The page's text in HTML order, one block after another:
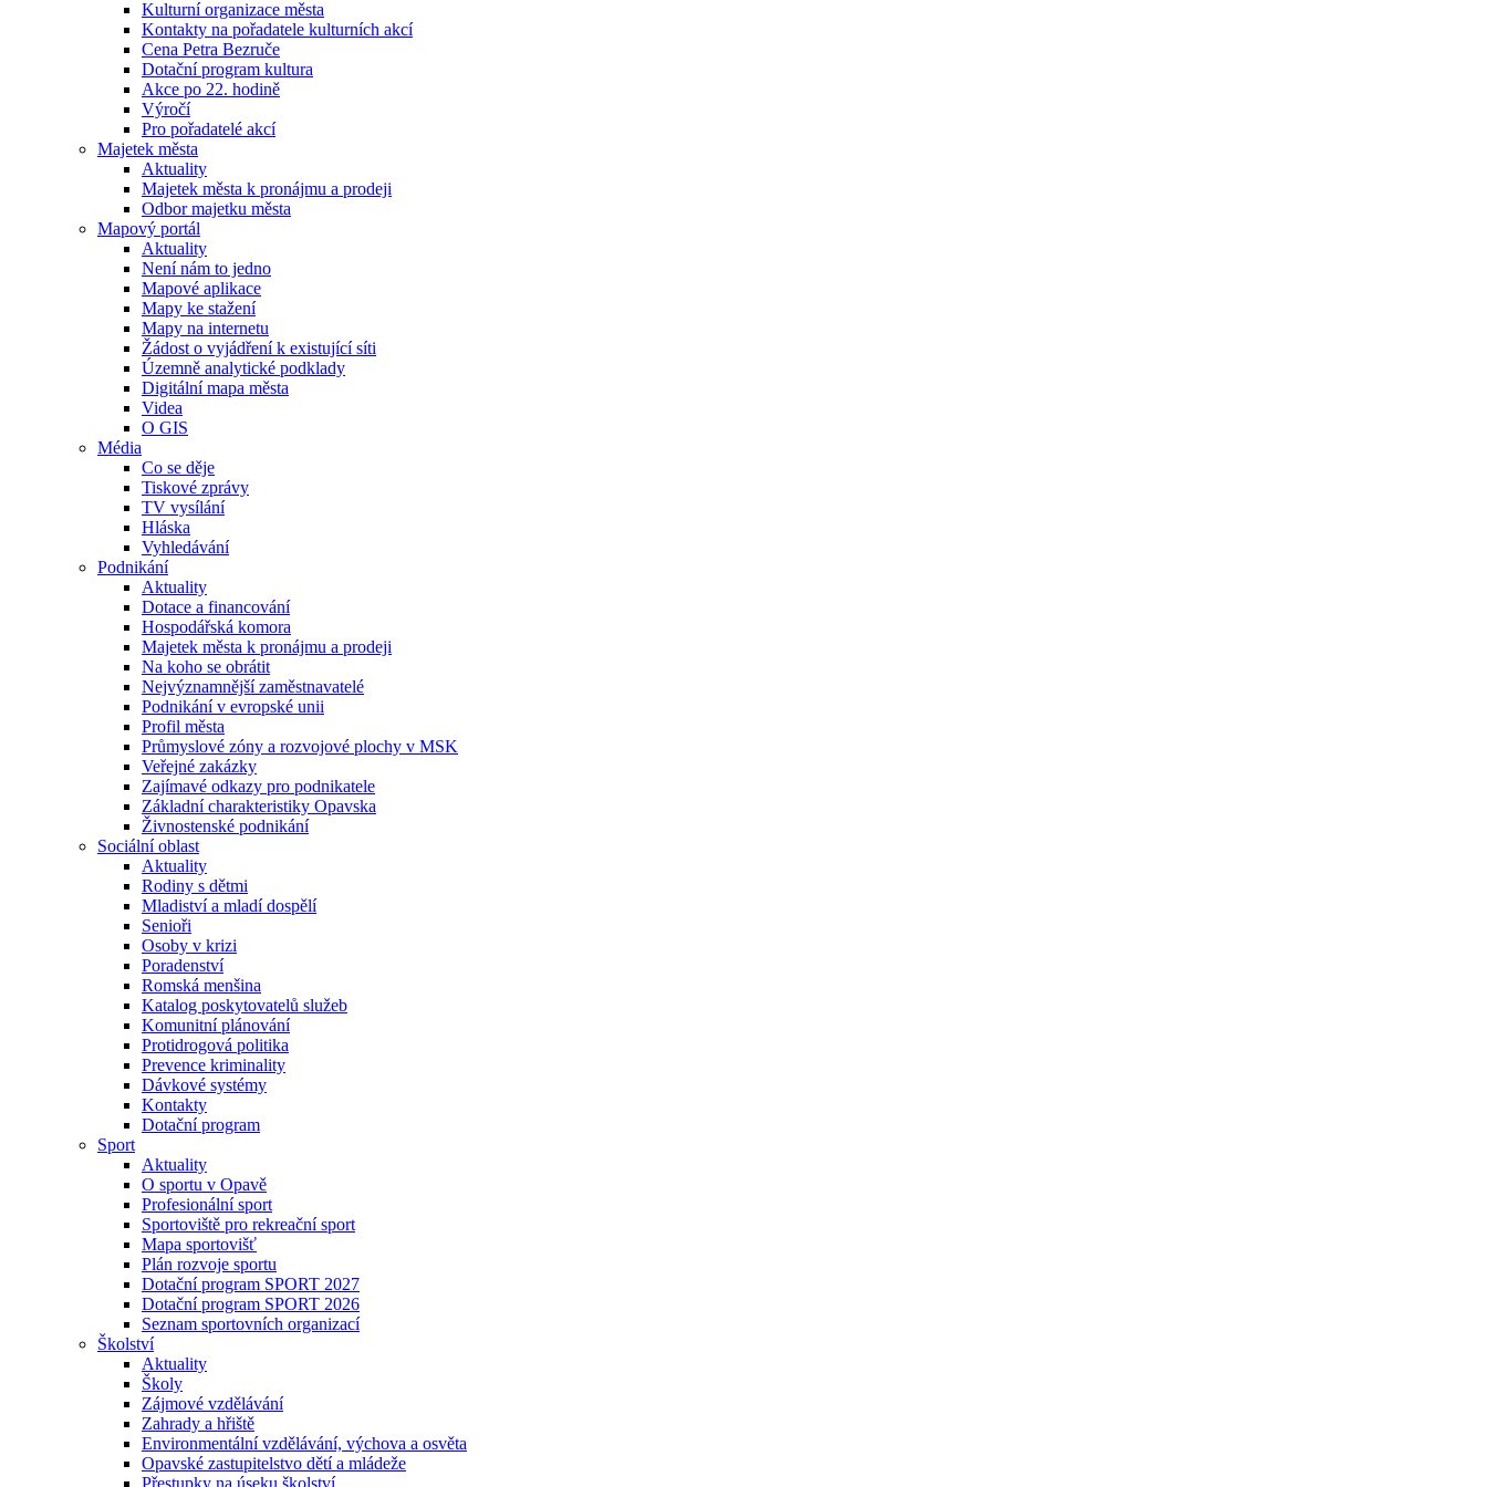
Kulturní organizace města
Kontakty na pořadatele kulturních akcí
Cena Petra Bezruče
Dotační program kultura
Akce po 22. hodině
Výročí
Pro pořadatelé akcí
Majetek města
Aktuality
Majetek města k pronájmu a prodeji
Odbor majetku města
Mapový portál
Aktuality
Není nám to jedno
Mapové aplikace
Mapy ke stažení
Mapy na internetu
Žádost o vyjádření k existující síti
Územně analytické podklady
Digitální mapa města
Videa
O GIS
Média
Co se děje
Tiskové zprávy
TV vysílání
Hláska
Vyhledávání
Podnikání
Aktuality
Dotace a financování
Hospodářská komora
Majetek města k pronájmu a prodeji
Na koho se obrátit
Nejvýznamnější zaměstnavatelé
Podnikání v evropské unii
Profil města
Průmyslové zóny a rozvojové plochy v MSK
Veřejné zakázky
Zajímavé odkazy pro podnikatele
Základní charakteristiky Opavska
Živnostenské podnikání
Sociální oblast
Aktuality
Rodiny s dětmi
Mladiství a mladí dospělí
Senioři
Osoby v krizi
Poradenství
Romská menšina
Katalog poskytovatelů služeb
Komunitní plánování
Protidrogová politika
Prevence kriminality
Dávkové systémy
Kontakty
Dotační program
Sport
Aktuality
O sportu v Opavě
Profesionální sport
Sportoviště pro rekreační sport
Mapa sportovišť
Plán rozvoje sportu
Dotační program SPORT 2027
Dotační program SPORT 2026
Seznam sportovních organizací
Školství
Aktuality
Školy
Zájmové vzdělávání
Zahrady a hřiště
Environmentální vzdělávání, výchova a osvěta
Opavské zastupitelstvo dětí a mládeže